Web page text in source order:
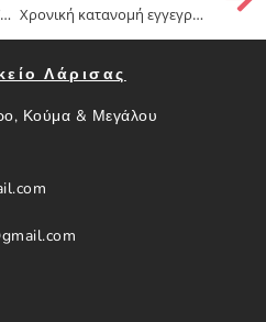
ΕΠΑΝΑΠΡΟΣΔΙΟΡΙΣΜΟΣ ΥΠΟΘΕΣΕΩΝ ΑΣΦΑΛΙΣΤΙΚΩΝ ΔΙΚΑΣΙΜΩΝ 9 ΚΑΙ 16 ΑΠΡΙΛΙΟΥ 2021 Χρονική κατανομή εγγεγραμμένων στο πινάκιο υποθέσεων της δικασίμου 13-05-2021 (Πινάκιο Εργατικών)
Λάρισας
Κούμα & Μεγάλου